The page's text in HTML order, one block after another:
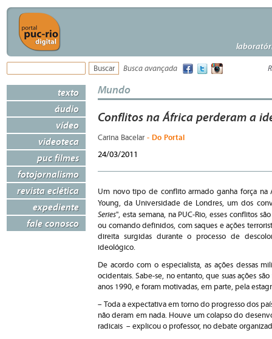
Busca avançada
texto
áudio
vídeo
videoteca
puc filmes
fotojornalismo
revista eclética
expediente
fale conosco
Mundo
Conflitos na África perderam a
Carina Bacelar - Do Portal
24/03/2011
Um novo tipo de conflito armado ganha força na
Young, da Universidade de Londres, um dos
Series", esta semana, na PUC-Rio, esses conflitos
ou comando definidos, com saques e ações
direita surgidas durante o processo de
ideológico.
De acordo com o especialista, as ações dessas
ocidentais. Sabe-se, no entanto, que suas ações
anos 1990, e foram motivadas, em parte, pela
– Toda a expectativa em torno do progresso dos
não deram em nada. Houve um colapso do
radicais – explicou o professor, no debate